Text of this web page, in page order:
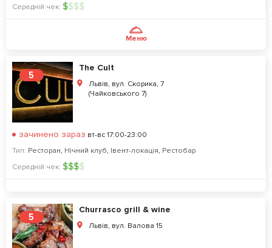
Середній чек: $$$$
Меню
5
The Cult
Львів, вул. Скорика, 7
(Чайковського 7)
зачинено зараз вт-вс 17:00-23:00
Тип: Ресторан, Нічний клуб, Івент-локація, Рестобар
Середній чек: $$$$
5
Churrasco grill & wine
Львів, вул. Валова 15